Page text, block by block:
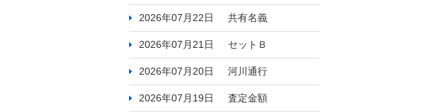
2026年07月22日 共有名義
2026年07月21日 セットＢ
2026年07月20日 河川通行
2026年07月19日 査定金額